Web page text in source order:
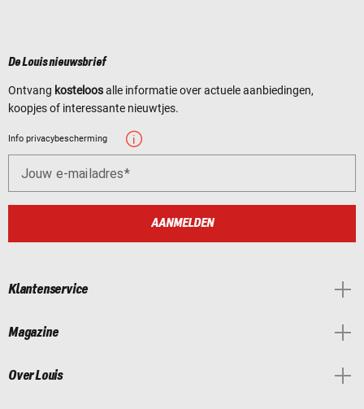
De Louis nieuwsbrief
Ontvang kosteloosalle informatie over actuele aanbiedingen,
koopjes of interessante nieuwtjes.
Info privacybescherming
Jouw e-mailadres
AANMELDEN
Klantenservice
Magazine
Over Louis